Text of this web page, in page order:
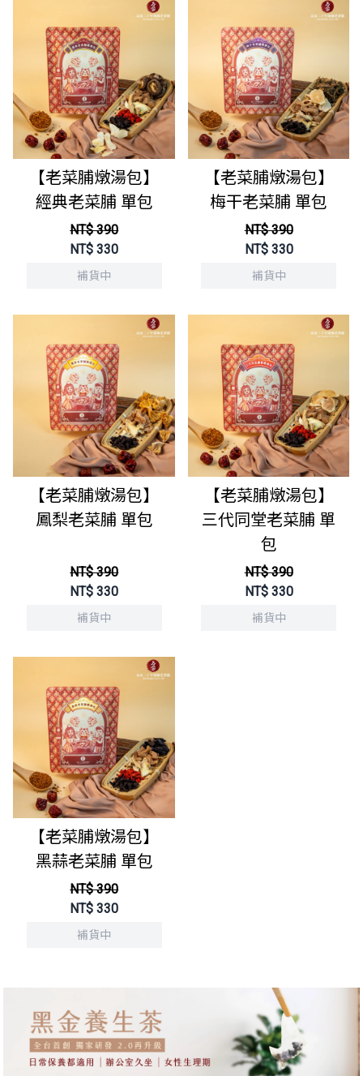
【老菜脯燉湯包】
經典老菜脯 單包
NT$ 390
NT$ 330
補貨中
【老菜脯燉湯包】
梅干老菜脯 單包
NT$ 390
NT$330
補貨中
【老菜脯燉湯包】
鳳梨老菜脯 單包
NT$ 390
NT$ 330
補貨中
【老菜脯燉湯包】
三代同堂老菜脯 單
包
NT$ 390
NT$330
補貨中
【老菜脯燉湯包】
黑蒜老菜脯 單包
NT$ 390
NT$ 330
補貨中